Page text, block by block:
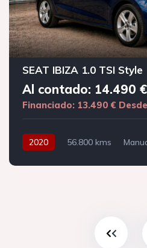
SEAT IBIZA 1.0 TSI Style
Al contado: 14.490 €
Financiado: 13.490 €
2020 56.800 kms